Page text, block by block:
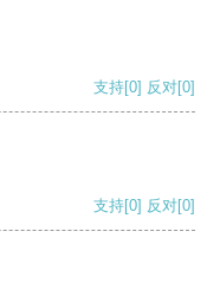
支持[0] 反对[0]
支持[0] 反对[0]